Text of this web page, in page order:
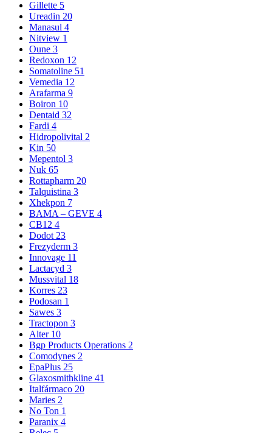
Gillette 5
Ureadin 20
Manasul 4
Nitview 1
Oune 3
Redoxon 12
Somatoline 51
Vemedia 12
Arafarma 9
Boiron 10
Dentaid 32
Fardi 4
Hidropolivital 2
Kin 50
Mepentol 3
Nuk 65
Rottapharm 20
Talquistina 3
Xhekpon 7
BAMA – GEVE 4
CB12 4
Dodot 23
Frezyderm 3
Innovage 11
Lactacyd 3
Mussvital 18
Korres 23
Podosan 1
Sawes 3
Tractopon 3
Alter 10
Bgp Products Operations 2
Comodynes 2
EpaPlus 25
Glaxosmithkline 41
Italfármaco 20
Maries 2
No Ton 1
Paranix 4